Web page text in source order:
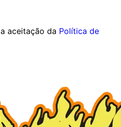
aceitação da Política de